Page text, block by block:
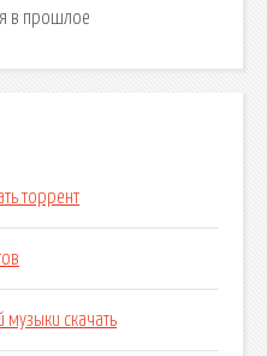
в прошлое
торрент
скачать